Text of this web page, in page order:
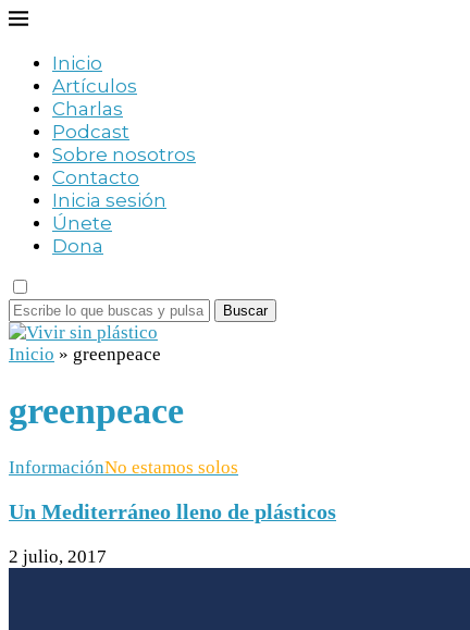
Inicio
Artículos
Charlas
Podcast
Sobre nosotros
Contacto
Inicia sesión
Únete
Dona
Buscar
Inicio » greenpeace
greenpeace
InformaciónNo estamos solos
Un Mediterráneo lleno de plásticos
2 julio, 2017